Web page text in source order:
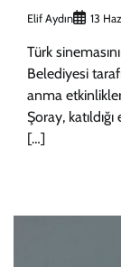
Elif Aydın 13
Türk
Belediyesi
anma
Şoray,
[…]